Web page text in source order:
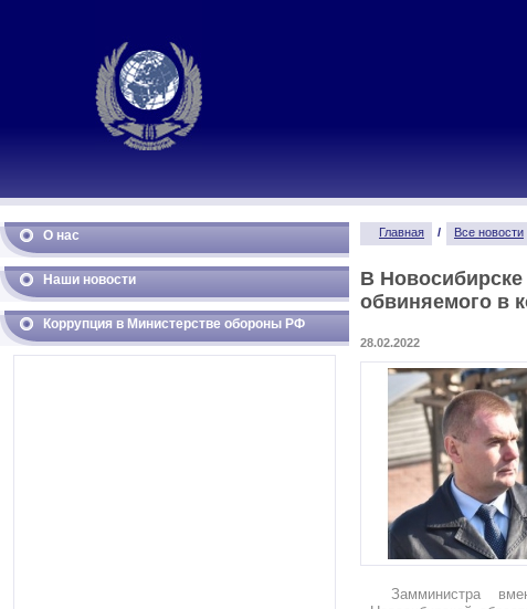
О нас
Наши новости
Коррупция в Министерстве обороны РФ
Главная / Все новости
В
обвиняемого в
28.02.2022
Замминистра